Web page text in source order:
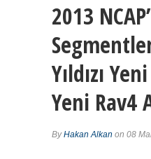
2013
Yıldızı
Yeni Rav4
ByHakan Alkan on 08